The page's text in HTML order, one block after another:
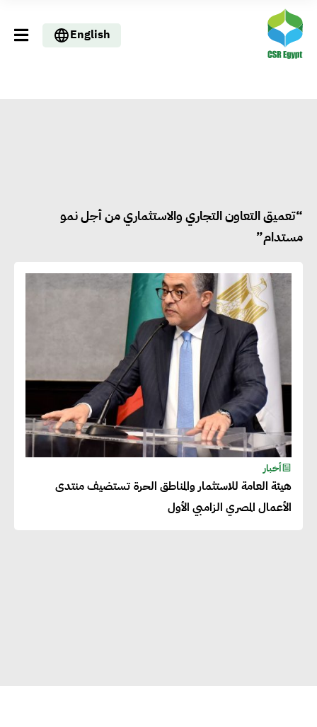
English
“تعميق التعاون التجاري والاستثماري من أجل نمو
مستدام”
أخبار
هيئة العامة للاستثمار والمناطق الحرة تستضيف منتدى
الأعمال المصري الزامبي الأول